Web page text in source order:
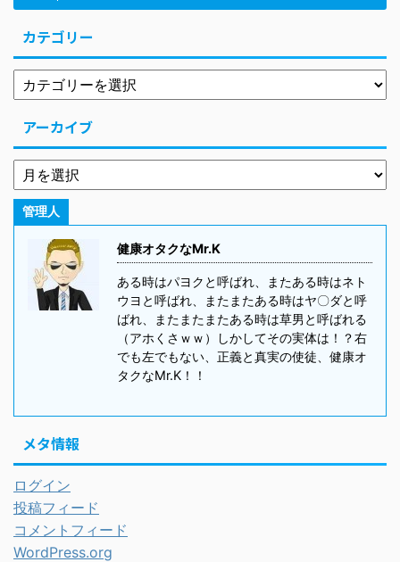
カテゴリー
アーカイブ
管理人
健康オタクなMr.K
ある時はパヨクと呼ばれ、またある時はネト
ウヨと呼ばれ、またまたある時はヤ〇ダと呼
ばれ、またまたまたある時は草男と呼ばれる
（アホくさｗｗ）しかしてその実体は！？右
でも左でもない、正義と真実の使徒、健康オ
タクなMr.K！！
メタ情報
ログイン
投稿フィード
コメントフィード
WordPress.org